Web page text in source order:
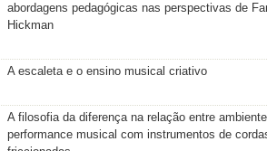
abordagens pedagógicas nas perspectivas de
Hickman
A escaleta e o ensino musical criativo
A filosofia da diferença na relação entre
performance musical com instrumentos de